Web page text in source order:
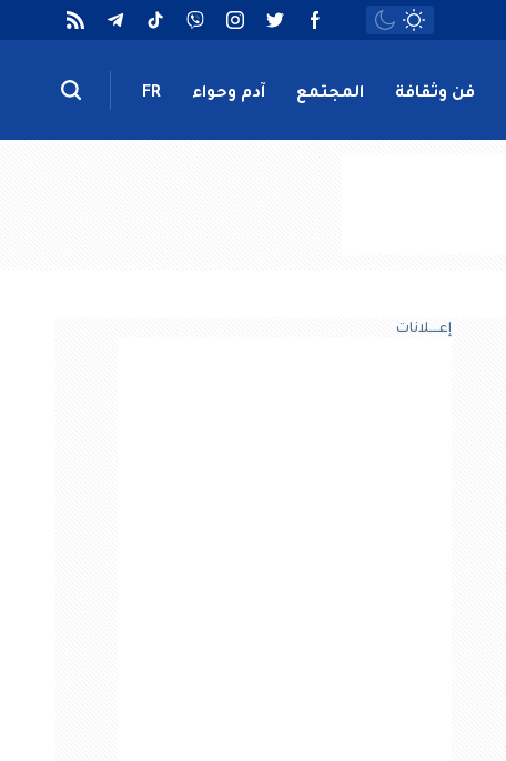
فن وثقافة المجتمع آدم وحواء FR
إعــــلانات